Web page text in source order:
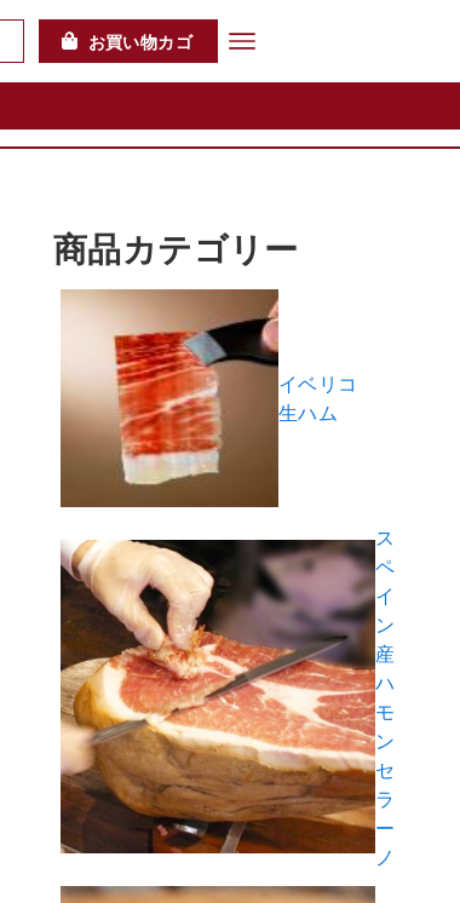
お買い物カゴ
商品カテゴリー
イベリコ
生ハム
ス
ペ
イ
ン
産
ハ
モ
ン
セ
ラ
ー
ノ